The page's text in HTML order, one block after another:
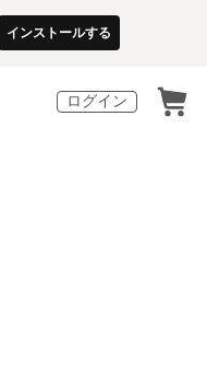
インストールする
ログイン